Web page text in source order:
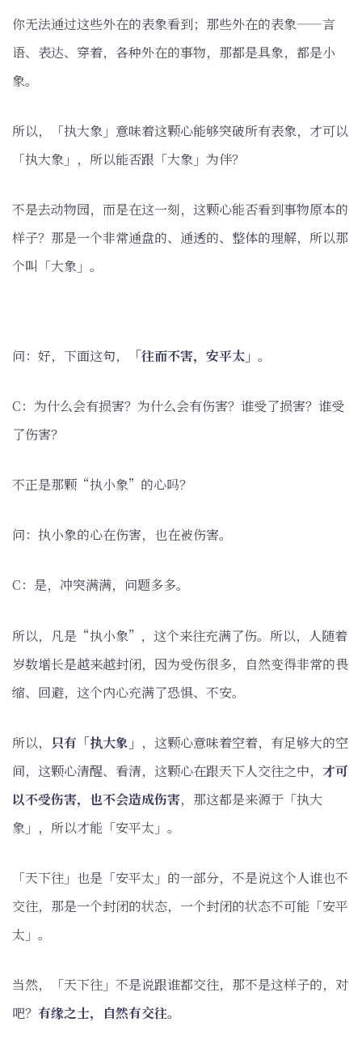
你无法通过这些外在的表象看到；那些外在的表象——言
语、表达、穿着，各种外在的事物，那都是具象，都是小
象。
所以，「执大象」意味着这颗心能够突破所有表象，才可以
「执大象」，所以能否跟「大象」为伴？
不是去动物园，而是在这一刻，这颗心能否看到事物原本的
样子？那是一个非常通盘的、通透的、整体的理解，所以那
个叫「大象」。
问：好，下面这句， 「往而不害，安平太」 。
C：为什么会有损害？为什么会有伤害？谁受了损害？谁受
了伤害？
不正是那颗“执小象”的心吗？
问：执小象的心在伤害，也在被伤害。
C：是，冲突满满，问题多多。
所以，凡是“执小象”，这个来往充满了伤。所以，人随着
岁数增长是越来越封闭，因为受伤很多，自然变得非常的畏
缩、回避，这个内心充满了恐惧、不安。
所以， 只有「执大象」 ，这颗心意味着空着，有足够大的空
间，这颗心清醒、看清，这颗心在跟天下人交往之中， 才可
以不受伤害，也不会造成伤害，那这都是来源于「执大
象」，所以才能「安平太」。
「天下往」也是「安平太」的一部分，不是说这个人谁也不
交往，那是一个封闭的状态，一个封闭的状态不可能「安平
太」。
当然，「天下往」不是说跟谁都交往，那不是这样子的，对
吧？ 有缘之士，自然有交往。